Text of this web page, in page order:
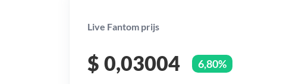
Live Fantom prijs
$ 0,03004 6,80%